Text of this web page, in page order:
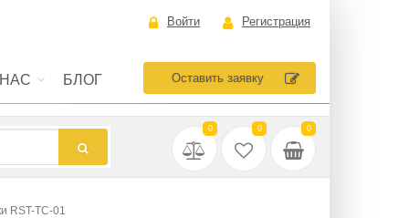
Войти Регистрация
БЛОГ Оставить заявку
0 0 0
RST-TC-01